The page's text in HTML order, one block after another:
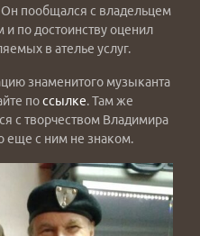
пообщался с владельцем
по достоинству оценил
в ателье услуг.
знаменитого музыканта
поссылке. Там же
с творчеством Владимира
еще с ним не знаком.